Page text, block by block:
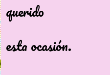
querido
vestirse
esta ocasión.